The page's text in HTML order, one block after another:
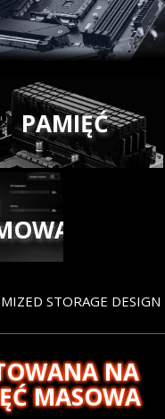
PAMIĘĆ
STORAGE DESIGN
NA
MASOWA